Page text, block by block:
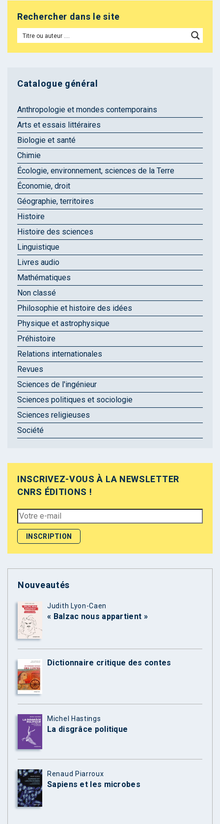
Rechercher dans le site
Catalogue général
Anthropologie et mondes contemporains
Arts et essais littéraires
Biologie et santé
Chimie
Écologie, environnement, sciences de la Terre
Économie, droit
Géographie, territoires
Histoire
Histoire des sciences
Linguistique
Livres audio
Mathématiques
Non classé
Philosophie et histoire des idées
Physique et astrophysique
Préhistoire
Relations internationales
Revues
Sciences de l'ingénieur
Sciences politiques et sociologie
Sciences religieuses
Société
INSCRIVEZ-VOUS À LA NEWSLETTER
CNRS ÉDITIONS !
Nouveautés
Judith Lyon-Caen
« Balzac nous appartient »
Dictionnaire critique des contes
Michel Hastings
La disgrâce politique
Renaud Piarroux
Sapiens et les microbes